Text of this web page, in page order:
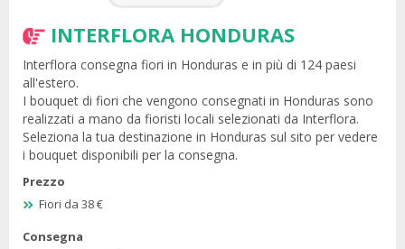
INTERFLORA HONDURAS
Interflora consegna fiori in Honduras e in più di 124 paesi
all'estero.
I bouquet di fiori che vengono consegnati in Honduras sono
realizzati a mano da fioristi locali selezionati da Interflora.
Seleziona la tua destinazione in Honduras sul sito per vedere
i bouquet disponibili per la consegna.
Prezzo
Fiori da 38 €
Consegna